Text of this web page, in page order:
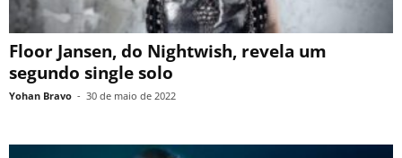
Floor Jansen, do Nightwish, revela um
segundo single solo
Yohan Bravo - 30 de maio de 2022